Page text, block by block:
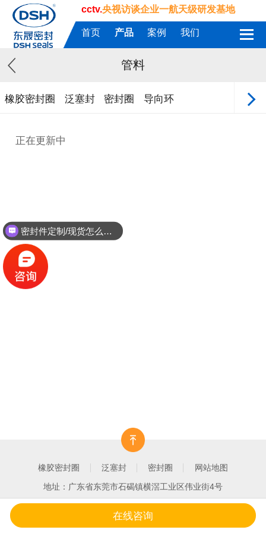
cctv.央视访谈企业一航天级研发基地
首页 产品 案例 我们
管料
橡胶密封圈 泛塞封 密封圈 导向环
正在更新中
橡胶密封圈 泛塞封 密封圈 网站地图
地址：广东省东莞市石碣镇横滘工业区伟业街4号
产品中心 客户案例 关于我们
在线咨询